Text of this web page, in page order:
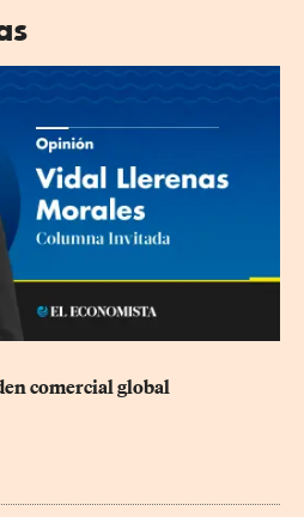
comercial global